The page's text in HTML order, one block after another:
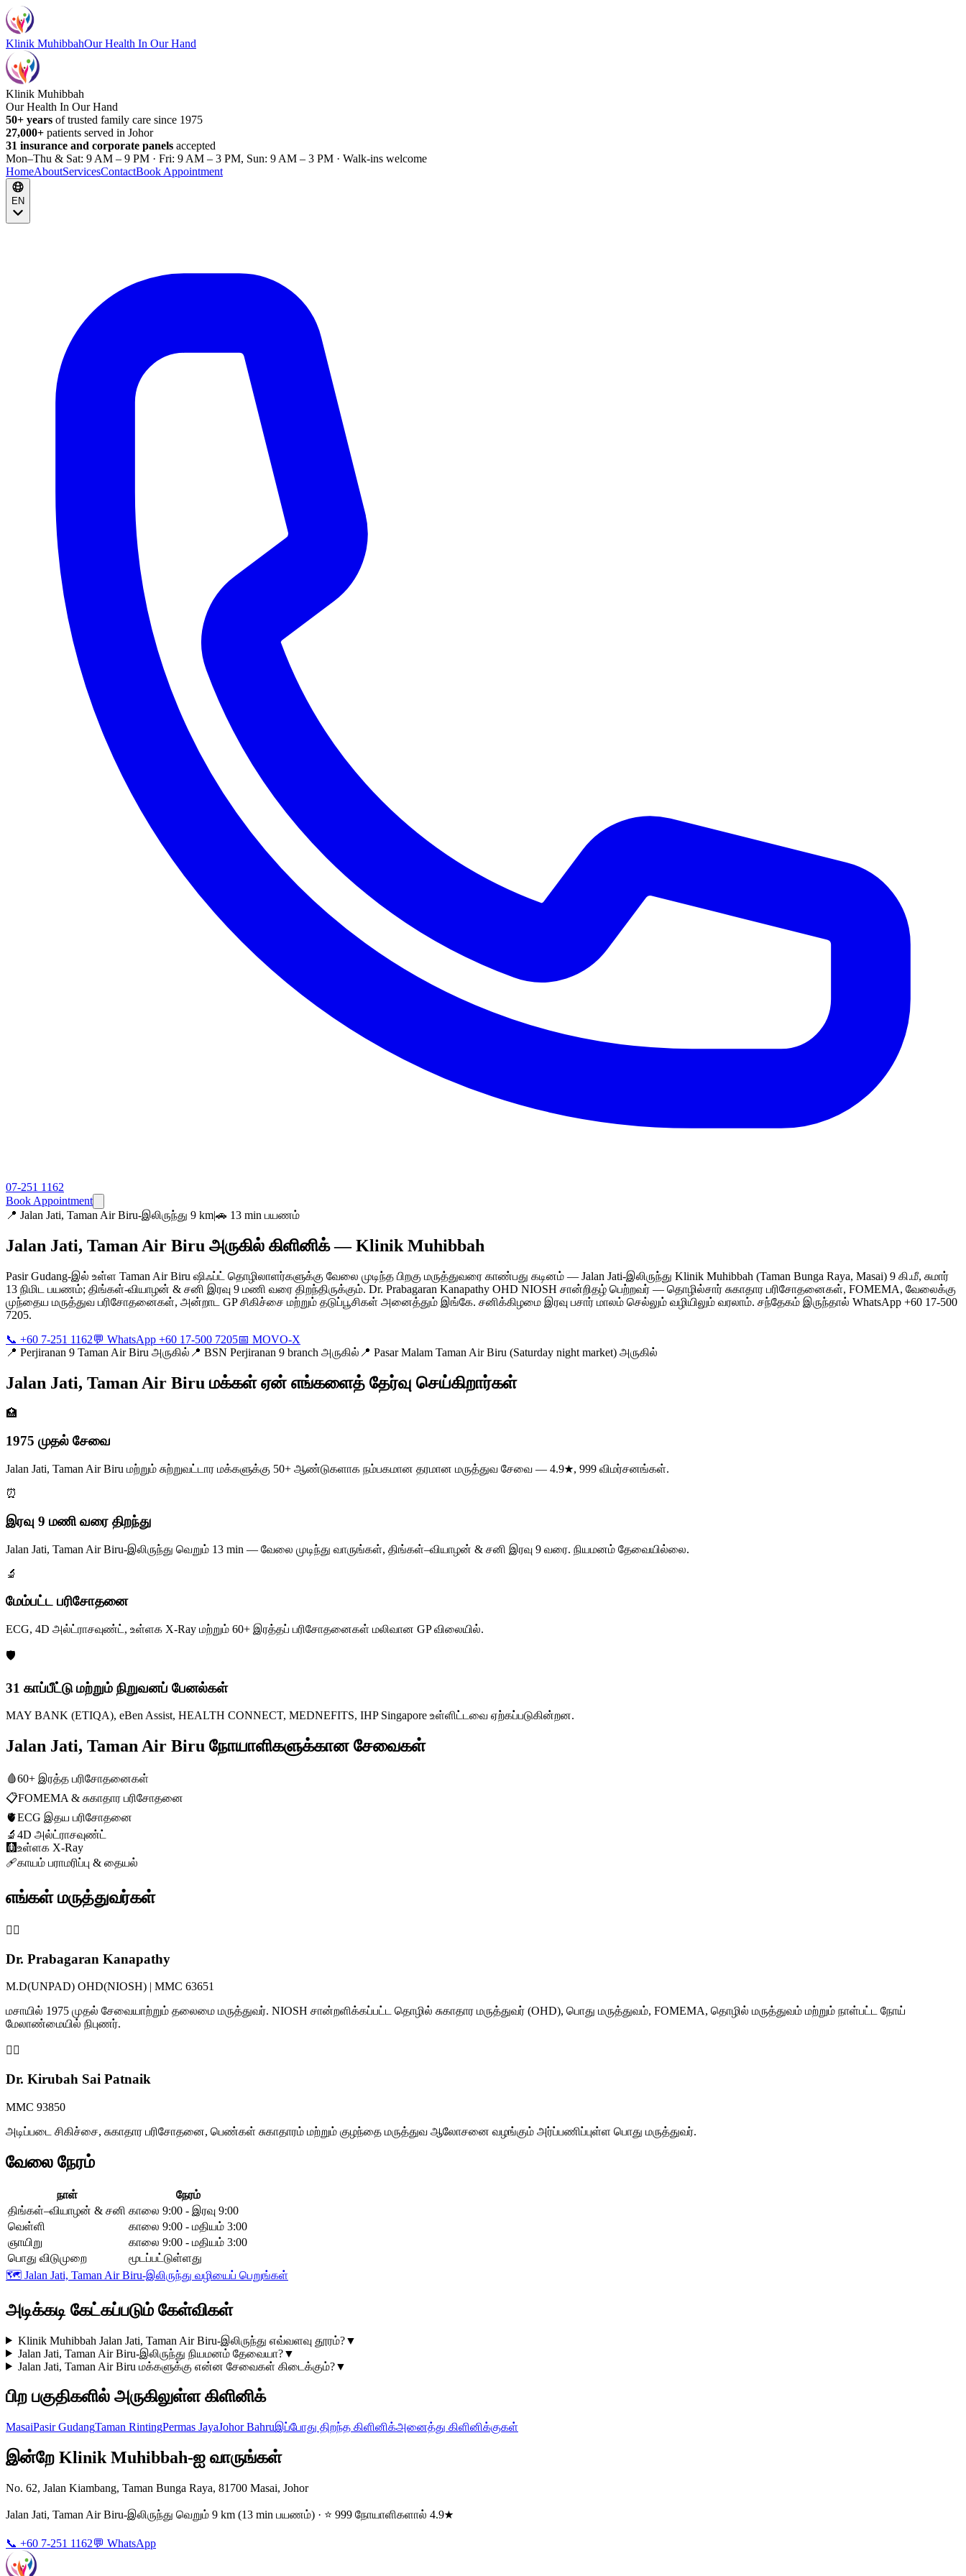
Klinik MuhibbahOur Health In Our Hand
Klinik Muhibbah
Our Health In Our Hand
50+ years of trusted family care since 1975
27,000+ patients served in Johor
31 insurance and corporate panels accepted
Mon–Thu & Sat: 9 AM – 9 PM · Fri: 9 AM – 3 PM, Sun: 9 AM – 3 PM · Walk-ins welcome
HomeAboutServicesContactBook Appointment
EN
07-251 1162
Book Appointment
📍 Jalan Jati, Taman Air Biru-இலிருந்து 9 km|🚗 13 min பயணம்
Jalan Jati, Taman Air Biru அருகில் கிளினிக் — Klinik Muhibbah
Pasir Gudang-இல் உள்ள Taman Air Biru ஷிஃப்ட் தொழிலாளர்களுக்கு வேலை முடிந்த பிறகு மருத்துவரை காண்பது கடினம் — Jalan Jati-இலிருந்து Klinik Muhibbah (Taman Bunga Raya, Masai) 9 கி.மீ, சுமார்
13 நிமிட பயணம்; திங்கள்-வியாழன் & சனி இரவு 9 மணி வரை திறந்திருக்கும். Dr. Prabagaran Kanapathy OHD NIOSH சான்றிதழ் பெற்றவர் — தொழில்சார் சுகாதார பரிசோதனைகள், FOMEMA, வேலைக்கு
முந்தைய மருத்துவ பரிசோதனைகள், அன்றாட GP சிகிச்சை மற்றும் தடுப்பூசிகள் அனைத்தும் இங்கே. சனிக்கிழமை இரவு பசார் மாலம் செல்லும் வழியிலும் வரலாம். சந்தேகம் இருந்தால் WhatsApp +60 17-500
7205.
📞 +60 7-251 1162💬 WhatsApp +60 17-500 7205📅 MOVO-X
📍 Perjiranan 9 Taman Air Biru அருகில் 📍 BSN Perjiranan 9 branch அருகில் 📍 Pasar Malam Taman Air Biru (Saturday night market) அருகில்
Jalan Jati, Taman Air Biru மக்கள் ஏன் எங்களைத் தேர்வு செய்கிறார்கள்
🏥
1975 முதல் சேவை
Jalan Jati, Taman Air Biru மற்றும் சுற்றுவட்டார மக்களுக்கு 50+ ஆண்டுகளாக நம்பகமான தரமான மருத்துவ சேவை — 4.9★, 999 விமர்சனங்கள்.
⏰
இரவு 9 மணி வரை திறந்து
Jalan Jati, Taman Air Biru-இலிருந்து வெறும் 13 min — வேலை முடிந்து வாருங்கள், திங்கள்–வியாழன் & சனி இரவு 9 வரை. நியமனம் தேவையில்லை.
🔬
மேம்பட்ட பரிசோதனை
ECG, 4D அல்ட்ராசவுண்ட், உள்ளக X-Ray மற்றும் 60+ இரத்தப் பரிசோதனைகள் மலிவான GP விலையில்.
🛡️
31 காப்பீட்டு மற்றும் நிறுவனப் பேனல்கள்
MAY BANK (ETIQA), eBen Assist, HEALTH CONNECT, MEDNEFITS, IHP Singapore உள்ளிட்டவை ஏற்கப்படுகின்றன.
Jalan Jati, Taman Air Biru நோயாளிகளுக்கான சேவைகள்
🩸60+ இரத்த பரிசோதனைகள்
📋FOMEMA & சுகாதார பரிசோதனை
🫀ECG இதய பரிசோதனை
🔬 4D அல்ட்ராசவுண்ட்
🩻உள்ளக X-Ray
🩹காயம் பராமரிப்பு & தையல்
எங்கள் மருத்துவர்கள்
👨‍⚕️
Dr. Prabagaran Kanapathy
M.D(UNPAD) OHD(NIOSH) | MMC 63651
மசாயில் 1975 முதல் சேவையாற்றும் தலைமை மருத்துவர். NIOSH சான்றளிக்கப்பட்ட தொழில் சுகாதார மருத்துவர் (OHD), பொது மருத்துவம், FOMEMA, தொழில் மருத்துவம் மற்றும் நாள்பட்ட நோய்
மேலாண்மையில் நிபுணர்.
👩‍⚕️
Dr. Kirubah Sai Patnaik
MMC 93850
அடிப்படை சிகிச்சை, சுகாதார பரிசோதனை, பெண்கள் சுகாதாரம் மற்றும் குழந்தை மருத்துவ ஆலோசனை வழங்கும் அர்ப்பணிப்புள்ள பொது மருத்துவர்.
வேலை நேரம்
நாள்
நேரம்
திங்கள்–வியாழன் & சனி காலை 9:00 - இரவு 9:00
வெள்ளி
காலை 9:00 - மதியம் 3:00
ஞாயிறு
காலை 9:00 - மதியம் 3:00
பொது விடுமுறை
மூடப்பட்டுள்ளது
🗺️ Jalan Jati, Taman Air Biru-இலிருந்து வழியைப் பெறுங்கள்
அடிக்கடி கேட்கப்படும் கேள்விகள்
Klinik Muhibbah Jalan Jati, Taman Air Biru-இலிருந்து எவ்வளவு தூரம்?▼
Jalan Jati, Taman Air Biru-இலிருந்து நியமனம் தேவையா?▼
Jalan Jati, Taman Air Biru மக்களுக்கு என்ன சேவைகள் கிடைக்கும்?▼
பிற பகுதிகளில் அருகிலுள்ள கிளினிக்
MasaiPasir GudangTaman RintingPermas JayaJohor Bahruஇப்போது திறந்த கிளினிக்அனைத்து கிளினிக்குகள்
இன்றே Klinik Muhibbah-ஐ வாருங்கள்
No. 62, Jalan Kiambang, Taman Bunga Raya, 81700 Masai, Johor
Jalan Jati, Taman Air Biru-இலிருந்து வெறும் 9 km (13 min பயணம்) · ⭐ 999 நோயாளிகளால் 4.9★
📞 +60 7-251 1162💬 WhatsApp